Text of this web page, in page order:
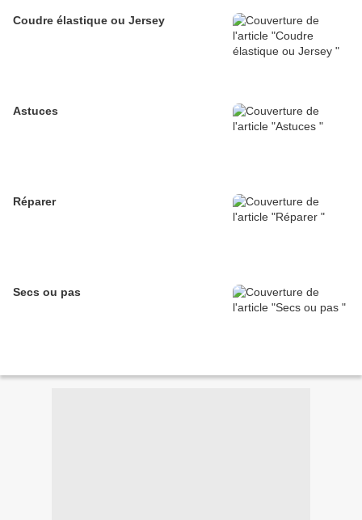
Coudre élastique ou Jersey
Astuces
Réparer
Secs ou pas